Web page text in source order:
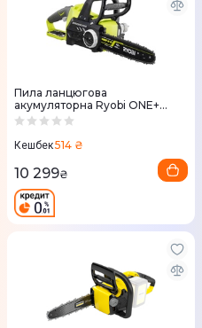
Пила ланцюгова
акумуляторна Ryobi ONE+
OCS1830 18Вт Oregon (без
Кешбек514 ₴
10 299₴